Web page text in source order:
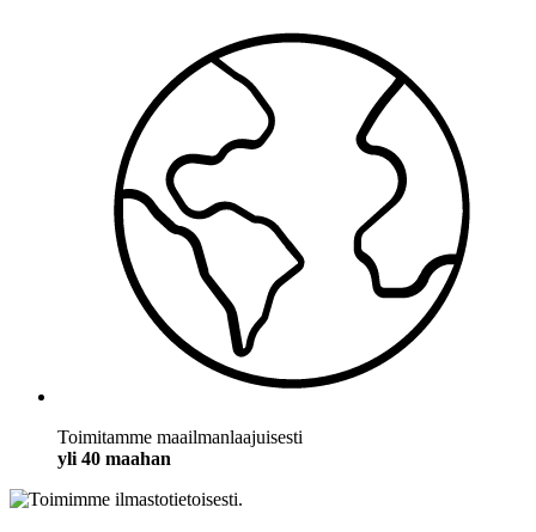
Toimitamme maailmanlaajuisesti
yli 40 maahan